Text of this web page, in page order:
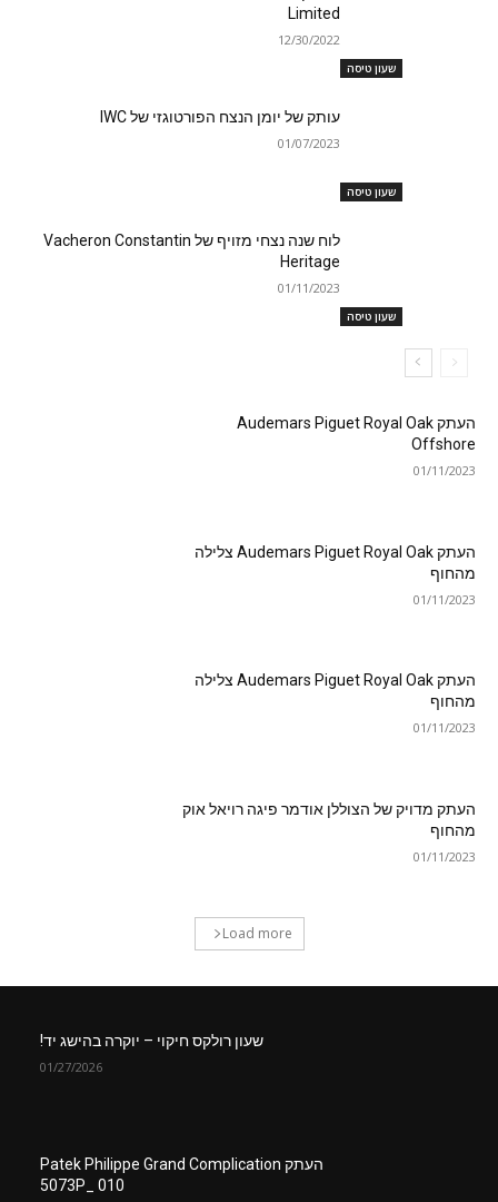
שעון טיסה
Limited
12/30/2022
שעון טיסה
עותק של יומן הנצח הפורטוגזי של IWC
01/07/2023
שעון טיסה
לוח שנה נצחי מזויף של Vacheron Constantin
Heritage
01/11/2023
העתק Audemars Piguet Royal Oak
Offshore
01/11/2023
העתק Audemars Piguet Royal Oak צלילה
מהחוף
01/11/2023
העתק Audemars Piguet Royal Oak צלילה
מהחוף
01/11/2023
העתק מדויק של הצוללן אודמר פיגה רויאל אוק
מהחוף
01/11/2023
Load more
שעון רולקס חיקוי – יוקרה בהישג יד!
01/27/2026
העתק Patek Philippe Grand Complication
5073P_ 010